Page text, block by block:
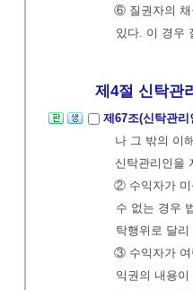
⑥ 질권자의 채
있다. 이 경우
제4절 신탁관
제67조(신탁관
나 그 밖의 이
신탁관리인을
② 수익자가 미
수 없는 경우
탁행위로 달
③ 수익자가
익권의 내용